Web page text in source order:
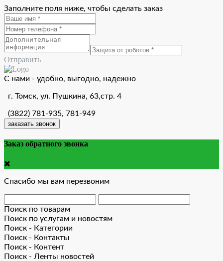
Заполните поля ниже, чтобы сделать заказ
Отправить
С нами - удобно, выгодно, надежно
г. Томск, ул. Пушкина, 63,стр. 4
(3822) 781-935, 781-949
заказать звонок
Заказ обратного звонка
Спасибо мы вам перезвоним
Поиск по товарам
Поиск по услугам и новостям
Поиск - Категории
Поиск - Контакты
Поиск - Контент
Поиск - Ленты новостей